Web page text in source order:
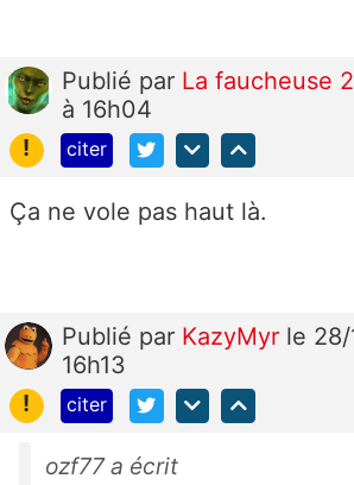
Publié par La faucheuse 2
à 16h04
!
citer
Ça ne vole pas haut là.
Publié par KazyMyr le
16h13
!
citer
ozf77 a écrit